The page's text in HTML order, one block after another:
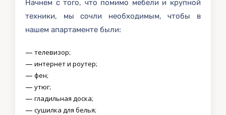
Начнем с того, что помимо мебели и крупной
техники, мы сочли необходимым, чтобы в
нашем апартаменте были:
— телевизор;
— интернет и роутер;
— фен;
— утюг;
— гладильная доска;
— сушилка для белья;